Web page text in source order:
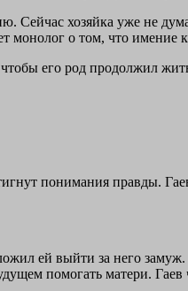
хозяйка уже не
монолог о том, что
его род продолжил
понимания правды.
ей выйти за него
помогать матери. Гаев